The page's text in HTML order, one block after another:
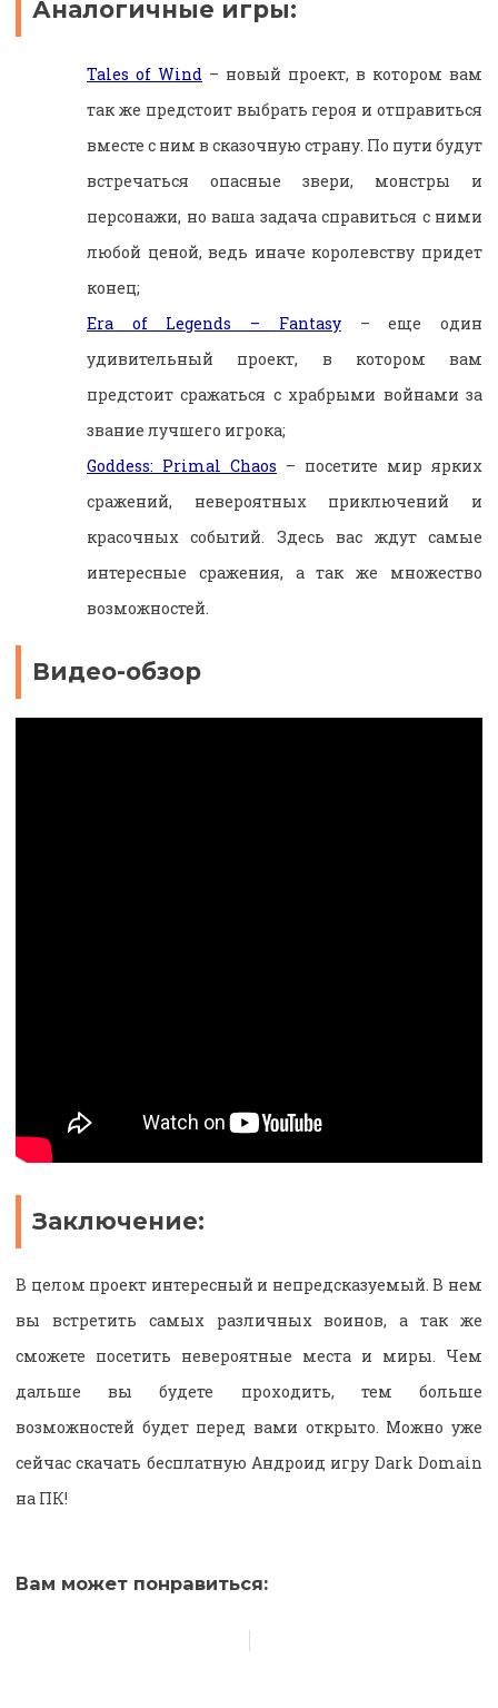
Аналогичные игры:
Tales of Wind – новый проект, в котором вам
так же предстоит выбрать героя и отправиться
вместе с ним в сказочную страну. По пути будут
встречаться опасные звери, монстры и
персонажи, но ваша задача справиться с ними
любой ценой, ведь иначе королевству придет
конец;
Era of Legends – Fantasy– еще один
удивительный проект, в котором вам
предстоит сражаться с храбрыми войнами за
звание лучшего игрока;
Goddess: Primal Chaos – посетите мир ярких
сражений, невероятных приключений и
красочных событий. Здесь вас ждут самые
интересные сражения, а так же множество
возможностей.
Видео-обзор
Заключение:
В целом проект интересный и непредсказуемый. В нем
вы встретить самых различных воинов, а так же
сможете посетить невероятные места и миры. Чем
дальше вы будете проходить, тем больше
возможностей будет перед вами открыто. Можно уже
сейчас скачать бесплатную Андроид игру Dark Domain
на ПК!
Вам может понравиться: